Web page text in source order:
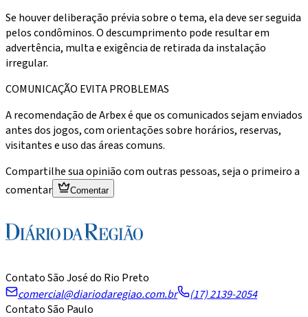
Se houver deliberação prévia sobre o tema, ela deve ser seguida
pelos condôminos. O descumprimento pode resultar em
advertência, multa e exigência de retirada da instalação
irregular.
COMUNICAÇÃO EVITA PROBLEMAS
A recomendação de Arbex é que os comunicados sejam enviados
antes dos jogos, com orientações sobre horários, reservas,
visitantes e uso das áreas comuns.
Compartilhe sua opinião com outras pessoas, seja o primeiro a
comentar
Comentar
Contato São José do Rio Preto
comercial@diariodaregiao.com.br
(17) 2139-2054
Contato São Paulo